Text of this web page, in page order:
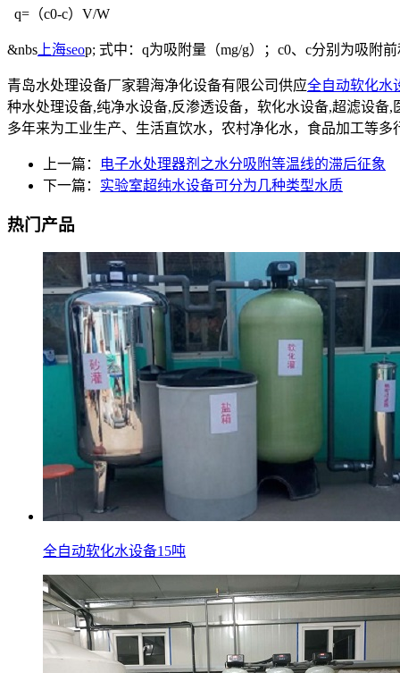
q=（c0-c）V/W
&nbs 上海seop; 式中：q为吸附量（mg/g）；c0、c分别为吸附
青岛水处理设备厂家碧海净化设备有限公司供应全自动软化水
种水处理设备,纯净水设备,反渗透设备，软化水设备,超滤设
多年来为工业生产、生活直饮水，农村净化水，食品加工等
上一篇：
电子水处理器剂之水分吸附等温线的滞后征象
下一篇： 实验室超纯水设备可分为几种类型水质
热门产品
全自动软化水设备15吨